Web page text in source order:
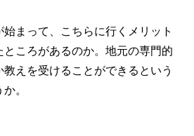
まって、こちらに行くメリット
ところがあるのか。地元の専門的
えを受けることができるという
。